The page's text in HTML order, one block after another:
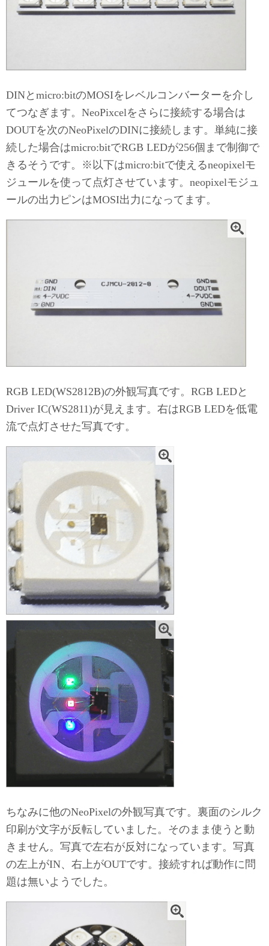
DINとmicro:bitのMOSIをレベルコンバーターを介し
てつなぎます。NeoPixcelをさらに接続する場合は
DOUTを次のNeoPixelのDINに接続します。単純に接
続した場合はmicro:bitでRGB LEDが256個まで制御で
きるそうです。※以下はmicro:bitで使えるneopixelモ
ジュールを使って点灯させています。neopixelモジュ
ールの出力ピンはMOSI出力になってます。
RGB LED(WS2812B)の外観写真です。RGB LEDと
Driver IC(WS2811)が見えます。右はRGB LEDを低電
流で点灯させた写真です。
ちなみに他のNeoPixelの外観写真です。裏面のシルク
印刷が文字が反転していました。そのまま使うと動
きません。写真で左右が反対になっています。写真
の左上がIN、右上がOUTです。接続すれば動作に問
題は無いようでした。